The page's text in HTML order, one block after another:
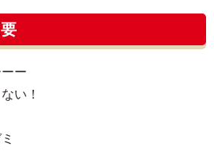
ー
い！